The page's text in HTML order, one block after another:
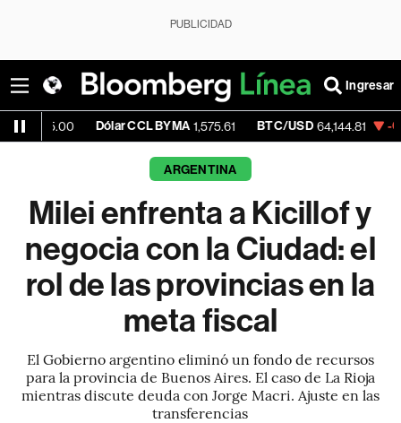
PUBLICIDAD
Ingresar
Dólar CCL BYMA 1,575.61 BTC/USD 64,144.81 -0.24%
ARGENTINA
Milei enfrenta a Kicillof y
negocia con la Ciudad: el
rol de las provincias en la
meta fiscal
El Gobierno argentino eliminó un fondo de recursos
para la provincia de Buenos Aires. El caso de La Rioja
mientras discute deuda con Jorge Macri. Ajuste en las
transferencias